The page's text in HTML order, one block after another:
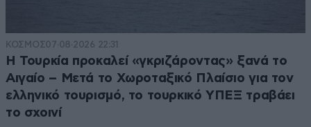
ΚΟΣΜΟΣ07·08·2026 22:31
Η Τουρκία προκαλεί «γκριζάροντας» ξανά το
Αιγαίο – Μετά το Χωροταξικό Πλαίσιο για τον
ελληνικό τουρισμό, το τουρκικό ΥΠΕΞ τραβάει
το σχοινί